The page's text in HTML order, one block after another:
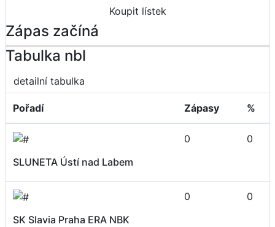
Koupit lístek
Zápas začíná
Tabulka nbl
detailní tabulka
Pořadí Zápasy %
SLUNETA Ústí nad Labem
0 0
SK Slavia Praha ERA NBK
0 0